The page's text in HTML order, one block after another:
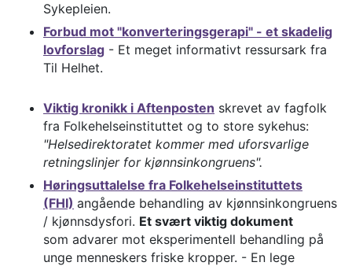
Sykepleien.
Forbud mot "konverteringsgerapi" - et skadelig
lovforslag - Et meget informativt ressursark fra
Til Helhet.
Viktig kronikk i Aftenposten skrevet av fagfolk
fra Folkehelseinstituttet og to store sykehus:
"Helsedirektoratet kommer med uforsvarlige
retningslinjer for kjønnsinkongruens".
Høringsuttalelse fra Folkehelseinstituttets
(FHI) angående behandling av kjønnsinkongruens
/ kjønnsdysfori. Et svært viktig dokument
som advarer mot eksperimentell behandling på
unge menneskers friske kropper. - En lege